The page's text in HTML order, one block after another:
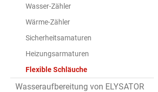
Wasser-Zähler
Wärme-Zähler
Sicherheitsamaturen
Heizungsarmaturen
Flexible Schläuche
Wasseraufbereitung von ELYSATOR